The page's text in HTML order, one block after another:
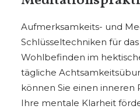
Aufmerksamkeits- und
Schlüsseltechniken für
Wohlbefinden im
tägliche
können Sie einen inneren
Ihre mentale Klarheit